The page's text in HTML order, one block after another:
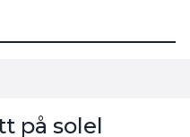
på solel